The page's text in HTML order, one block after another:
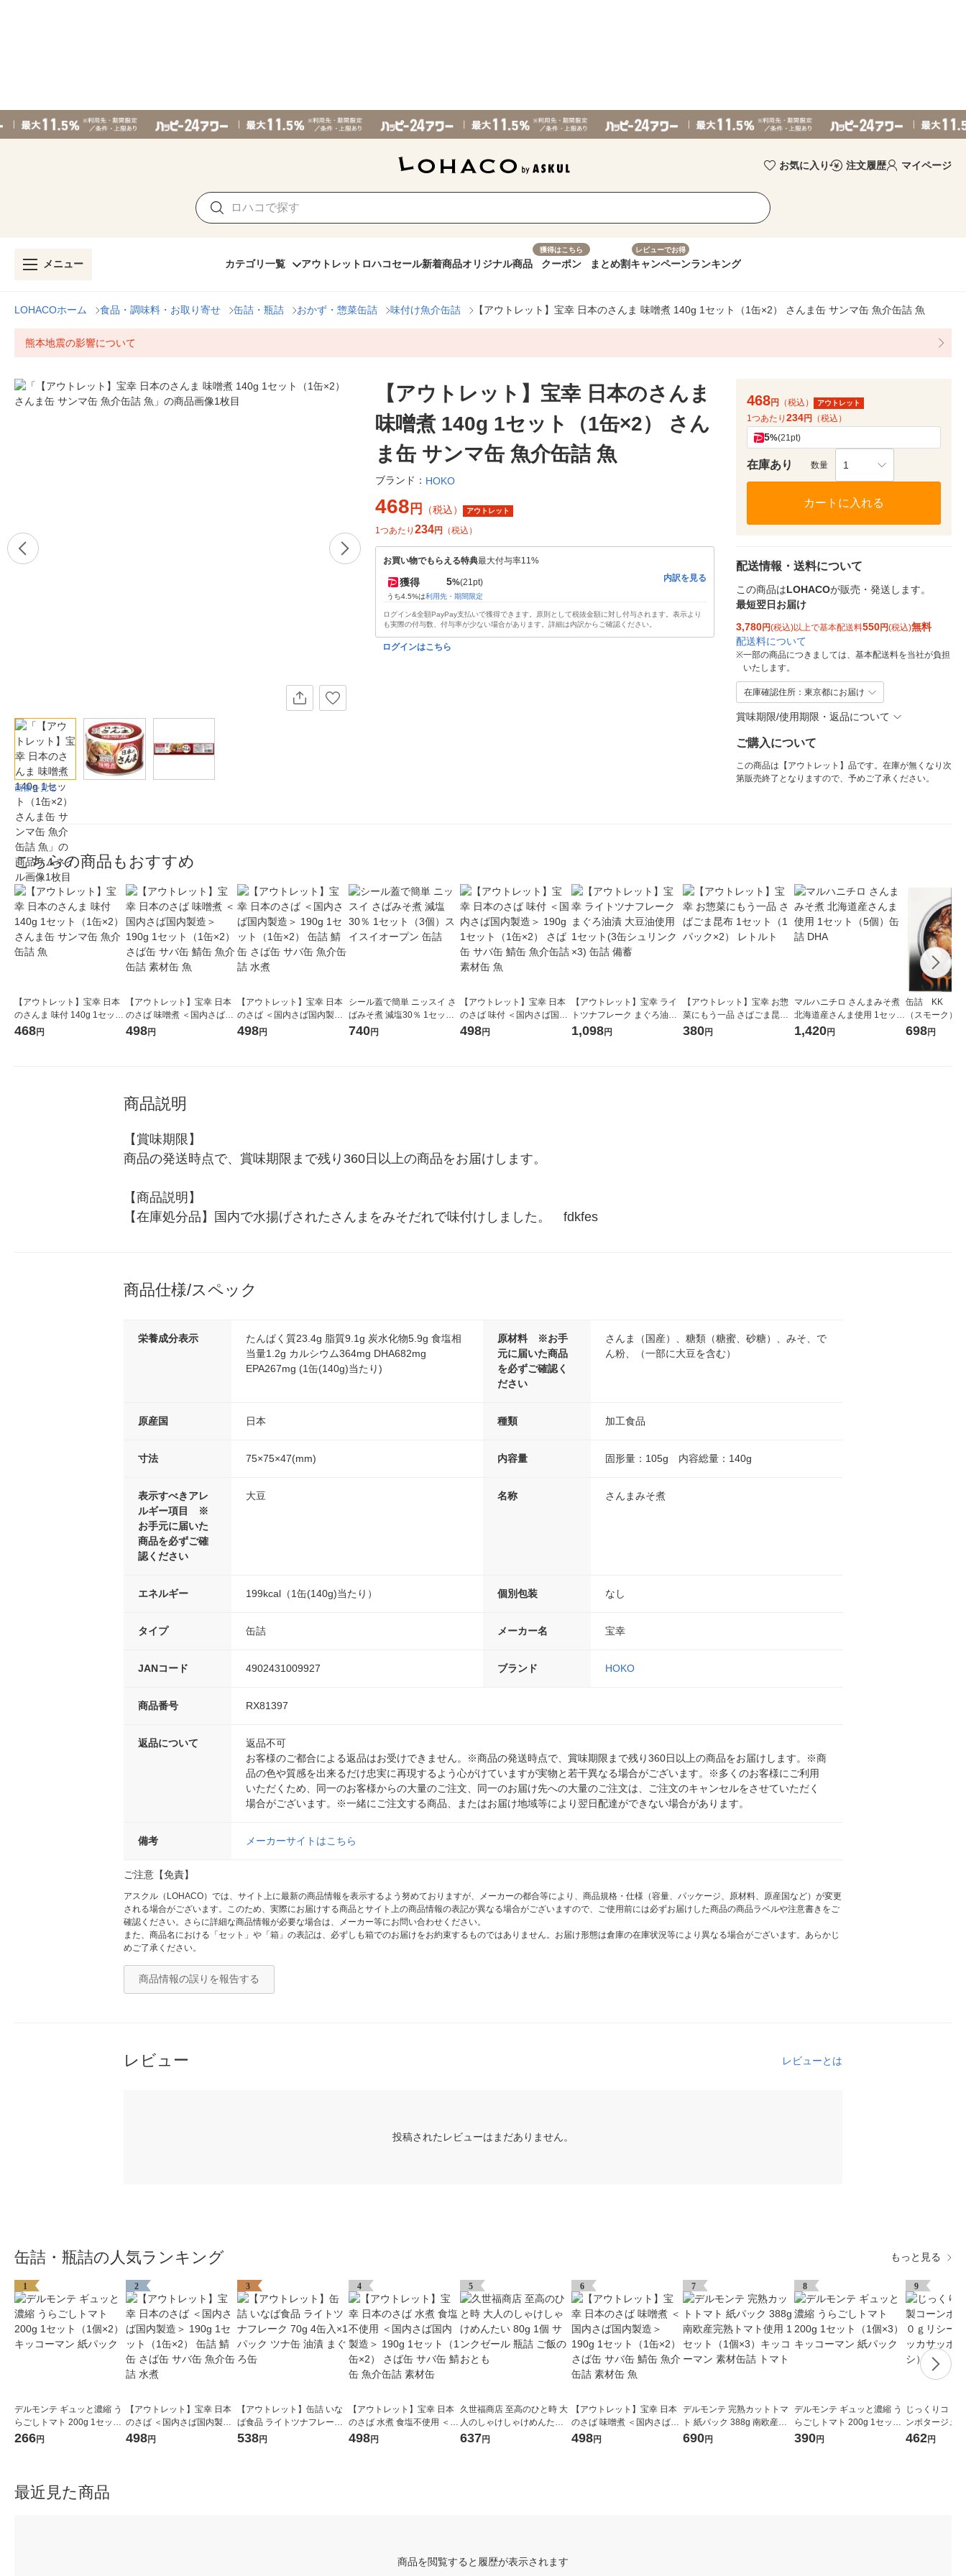
お気に入り 注文履歴 マイページ
メニュー カテゴリ一覧 アウトレット ロハコセール新着商品オリジナル商品
獲得はこちら
クーポン まとめ割
レビューでお得
キャンペーンランキング
LOHACOホーム 食品・調味料・お取り寄せ 缶詰・瓶詰 おかず・惣菜缶詰 味付け魚介缶詰 【アウトレット】宝幸 日本のさんま 味噌煮 140g 1セット（1缶×2） さんま缶 サンマ缶 魚介缶詰 魚
熊本地震の影響について
画像を見る
【アウトレット】宝幸 日本のさんま
味噌煮 140g 1セット（1缶×2） さん
ま缶 サンマ缶 魚介缶詰 魚
ブランド： HOKO
468 円 （税込） アウトレット
1つあたり 234円 （税込）
お買い物でもらえる特典最大付与率11%
獲得 5%(21pt)
うち4.5%は利用先・期間限定
内訳を見る
ログイン&全額PayPay支払いで獲得できます。原則として税抜金額に対し付与されます。表示より
も実際の付与数、付与率が少ない場合があります。詳細は内訳からご確認ください。
ログインはこちら
468円 （税込） アウトレット
1つあたり 234円 （税込）
5%(21pt)
在庫あり 数量 1
カートに入れる
配送情報・送料について
この商品はLOHACOが販売・発送します。
最短翌日お届け
3,780円(税込)以上で基本配送料550円(税込)無料
配送料について
※一部の商品につきましては、基本配送料を当社が負担
いたします。
在庫確認住所：東京都にお届け
賞味期限/使用期限・返品について
ご購入について
この商品は【アウトレット】品です。在庫が無くなり次
第販売終了となりますので、予めご了承ください。
こちらの商品もおすすめ
【アウトレット】宝幸 日本
のさんま 味付 140g 1セット
（1缶×2） さんま缶 サンマ
468円
【アウトレット】宝幸 日本
のさば 味噌煮 ＜国内さば国
内製造＞ 190g 1セット（1
498円
【アウトレット】宝幸 日本
のさば ＜国内さば国内製造
＞ 190g 1セット（1缶×2）
498円
シール蓋で簡単 ニッスイ さ
ばみそ煮 減塩30％ 1セット
（3個）スイスイオープン 缶
740円
【アウトレット】宝幸 日本
のさば 味付 ＜国内さば国内
製造＞ 190g 1セット（1缶×
498円
【アウトレット】宝幸 ライ
トツナフレーク まぐろ油漬
大豆油使用 1セット(3缶シュ
1,098円
【アウトレット】宝幸 お惣
菜にもう一品 さばごま昆布
1セット（1パック×2） レト
380円
マルハニチロ さんまみそ煮
北海道産さんま使用 1セット
（5個）缶詰 DHA
1,420円
缶詰 KK 缶
（スモーク
グループ本社
698円
商品説明
【賞味期限】
商品の発送時点で、賞味期限まで残り360日以上の商品をお届けします。
【商品説明】
【在庫処分品】国内で水揚げされたさんまをみそだれで味付けしました。　fdkfes
商品仕様/スペック
栄養成分表示
たんぱく質23.4g 脂質9.1g 炭水化物5.9g 食塩相
当量1.2g カルシウム364mg DHA682mg
EPA267mg (1缶(140g)当たり)
原材料 ※お手
元に届いた商品
を必ずご確認く
ださい
さんま（国産）、糖類（糖蜜、砂糖）、みそ、で
ん粉、（一部に大豆を含む）
原産国 日本 種類 加工食品
寸法 75×75×47(mm) 内容量 固形量：105g 内容総量：140g
表示すべきアレ
ルギー項目 ※
お手元に届いた
商品を必ずご確
認ください
大豆 名称 さんまみそ煮
エネルギー 199kcal（1缶(140g)当たり） 個別包装 なし
タイプ 缶詰 メーカー名 宝幸
JANコード 4902431009927 ブランド HOKO
商品番号 RX81397
返品について
返品不可
お客様のご都合による返品はお受けできません。※商品の発送時点で、賞味期限まで残り360日以上の商品をお届けします。※商
品の色や質感を出来るだけ忠実に再現するよう心がけていますが実物と若干異なる場合がございます。※多くのお客様にご利用
いただくため、同一のお客様からの大量のご注文、同一のお届け先への大量のご注文は、ご注文のキャンセルをさせていただく
場合がございます。※一緒にご注文する商品、またはお届け地域等により翌日配達ができない場合があります。
備考 メーカーサイトはこちら
ご注意【免責】
アスクル（LOHACO）では、サイト上に最新の商品情報を表示するよう努めておりますが、メーカーの都合等により、商品規格・仕様（容量、パッケージ、原材料、原産国など）が変更
される場合がございます。このため、実際にお届けする商品とサイト上の商品情報の表記が異なる場合がございますので、ご使用前には必ずお届けした商品の商品ラベルや注意書きをご
確認ください。さらに詳細な商品情報が必要な場合は、メーカー等にお問い合わせください。
また、商品名における「セット」や「箱」の表記は、必ずしも箱でのお届けをお約束するものではありません。お届け形態は倉庫の在庫状況等により異なる場合がございます。あらかじ
めご了承ください。
商品情報の誤りを報告する
レビュー レビューとは
投稿されたレビューはまだありません。
缶詰・瓶詰の人気ランキング もっと見る
1
デルモンテ ギュッと濃縮 う
らごしトマト 200g 1セット
（1個×2）キッコーマン 紙
266円
2
【アウトレット】宝幸 日本
のさば ＜国内さば国内製造
＞ 190g 1セット（1缶×2）
498円
3
【アウトレット】缶詰 いな
ば食品 ライトツナフレーク
70g 4缶入×1パック ツナ缶
538円
4
【アウトレット】宝幸 日本
のさば 水煮 食塩不使用 ＜国
内さば国内製造＞ 190g 1セ
498円
5
久世福商店 至高のひと時 大
人のしゃけしゃけめんたい 8
0g 1個 サンクゼール 瓶詰 ご
637円
6
【アウトレット】宝幸 日本
のさば 味噌煮 ＜国内さば国
内製造＞ 190g 1セット（1
498円
7
デルモンテ 完熟カットトマ
ト 紙パック 388g 南欧産完
熟トマト使用 1セット（1個
690円
8
デルモンテ ギュッと濃縮 う
らごしトマト 200g 1セット
（1個×3）キッコーマン 紙
390円
9
じっくりコト
ンポタージュ
ール缶 3缶 ポ
462円
最近見た商品
商品を閲覧すると履歴が表示されます